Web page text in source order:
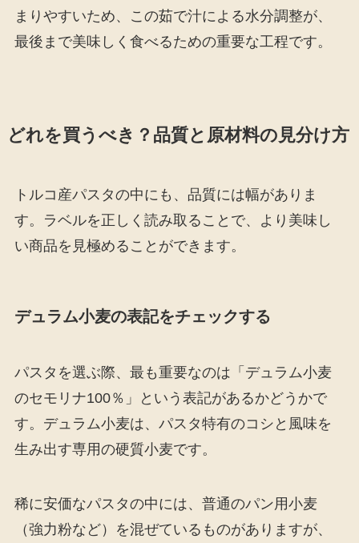
まりやすいため、この茹で汁による水分調整が、
最後まで美味しく食べるための重要な工程です。
どれを買うべき？品質と原材料の見分け方
トルコ産パスタの中にも、品質には幅がありま
す。ラベルを正しく読み取ることで、より美味し
い商品を見極めることができます。
デュラム小麦の表記をチェックする
パスタを選ぶ際、最も重要なのは「デュラム小麦
のセモリナ100％」という表記があるかどうかで
す。デュラム小麦は、パスタ特有のコシと風味を
生み出す専用の硬質小麦です。
稀に安価なパスタの中には、普通のパン用小麦
（強力粉など）を混ぜているものがありますが、